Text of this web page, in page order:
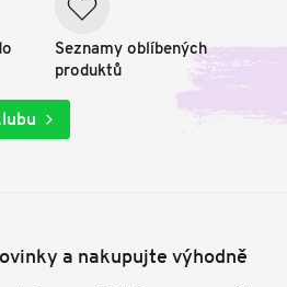
Seznamy oblíbených
produktů
a nakupujte výhodně